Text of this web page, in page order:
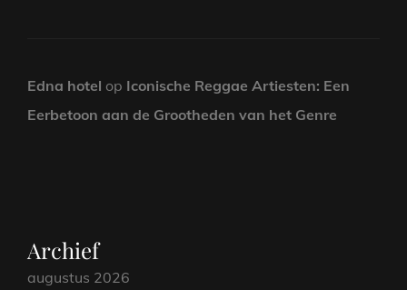
Edna hotel op Iconische Reggae Artiesten: Een
Eerbetoon aan de Grootheden van het Genre
Archief
augustus 2026